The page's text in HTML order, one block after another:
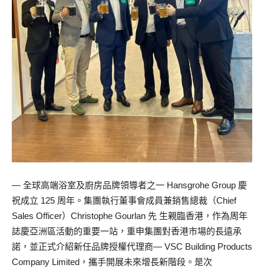
— 全球高端浴室及廚房品牌領導者之一 Hansgrohe Group 慶
祝成立 125 周年。集團執行董事會成員兼銷售總裁（Chief
Sales Officer）Christophe Gourlan 先 生親臨香港，作為周年
誌慶亞洲區活動的重要一站，重申集團對香港市場的長遠承
諾，並正式介紹新任品牌授權代理商— VSC Building Products
Company Limited，攜手開展未來增長新階段。是次